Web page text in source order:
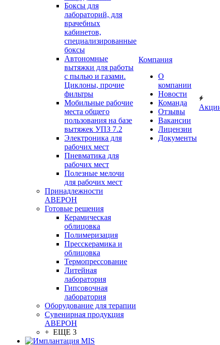
Боксы для
лабораторий, для
врачебных
кабинетов,
специализированные
боксы
Автономные
вытяжки для работы
с пылью и газами.
Циклоны, прочие
фильтры
Мобильные рабочие
места общего
пользования на базе
вытяжек УПЗ 7.2
Электроника для
рабочих мест
Пневматика для
рабочих мест
Полезные мелочи
для рабочих мест
Принадлежности
АВЕРОН
Готовые решения
Керамическая
облицовка
Полимеризация
Пресскерамика и
облицовка
Термопрессование
Литейная
лаборатория
Гипсовочная
лаборатория
Оборудование для терапии
Сувенирная продукция
АВЕРОН
+ ЕЩЕ 3
Компания
О
компании
Новости
Команда
Отзывы
Вакансии
Лицензии
Документы